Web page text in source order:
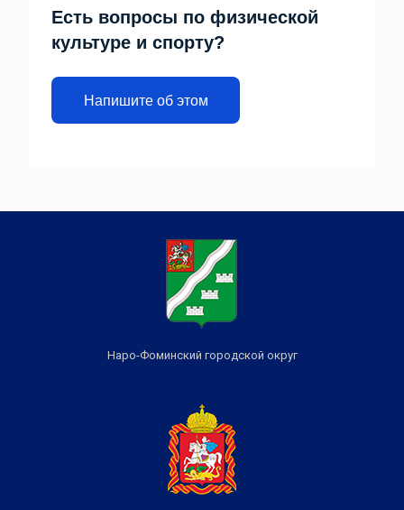
Есть вопросы по физической
культуре и спорту?
Напишите об этом
Наро-Фоминский городской округ